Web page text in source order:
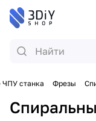
станка Фрезы